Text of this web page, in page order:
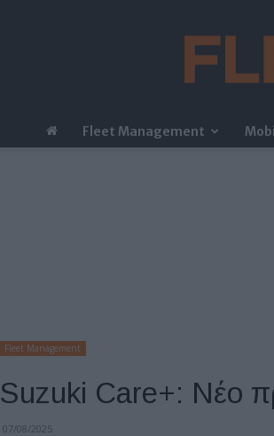
Fleet Management
Fleet Management
Suzuki Care+: Νέο
07/08/2025